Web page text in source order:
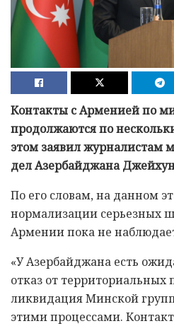
Контакты с Арменией по
продолжаются по
этом заявил журналистам
дел Азербайджана
По его словам, на данном
нормализации серьезных
Армении пока не
«У Азербайджана есть
отказ от территориальных
ликвидация Минской
этими процессами.